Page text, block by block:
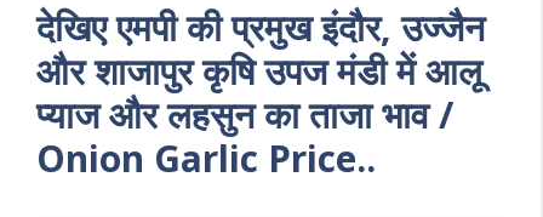
देखिए एमपी की प्रमुख इंदौर, उज्जैन
और शाजापुर कृषि उपज मंडी में आलू
प्याज और लहसुन का ताजा भाव /
Onion Garlic Price..